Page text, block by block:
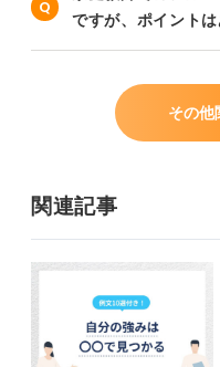
ですが、ポイントは
その
関連記事